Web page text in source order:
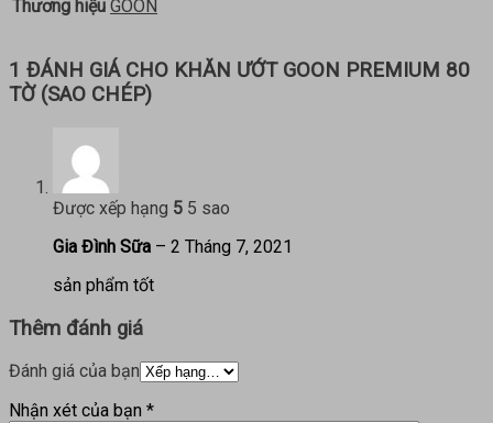
Thương hiệu GOON
1 ĐÁNH GIÁ CHO KHĂN ƯỚT GOON PREMIUM 80
TỜ (SAO CHÉP)
Được xếp hạng 5 5 sao
Gia Đình Sữa – 2 Tháng 7, 2021
sản phẩm tốt
Thêm đánh giá
Đánh giá của bạn
Nhận xét của bạn *